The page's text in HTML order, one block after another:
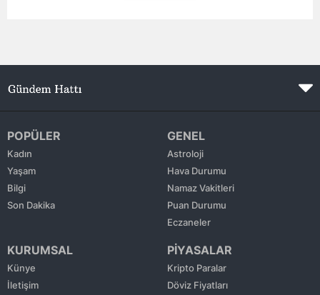
Eskişehir
Gaziantep
Giresun
Hakkari
Hatay
Isparta
POPÜLER
Kadın
Yaşam
Bilgi
Son Dakika
GENEL
Astroloji
Hava Durumu
Namaz Vakitleri
Puan Durumu
Eczaneler
KURUMSAL
Künye
İletişim
PİYASALAR
Kripto Paralar
Döviz Fiyatları